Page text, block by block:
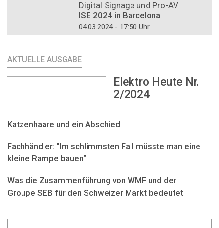
Digital Signage und Pro-AV
ISE 2024 in Barcelona
04.03.2024 - 17:50 Uhr
AKTUELLE AUSGABE
Elektro Heute Nr.
2/2024
Katzenhaare und ein Abschied
Fachhändler: "Im schlimmsten Fall müsste man eine
kleine Rampe bauen"
Was die Zusammenführung von WMF und der
Groupe SEB für den Schweizer Markt bedeutet